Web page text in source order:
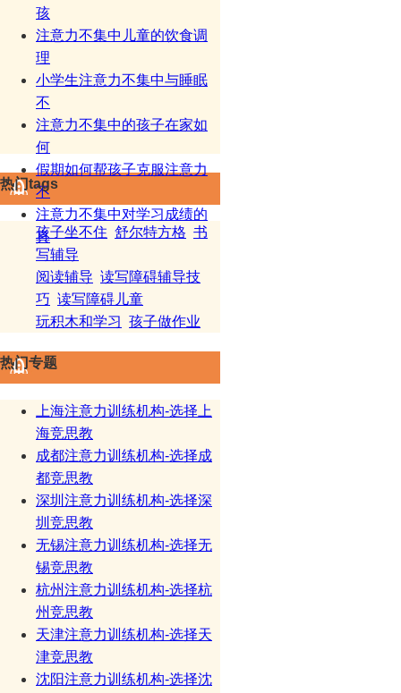
孩
注意力不集中儿童的饮食调
理
小学生注意力不集中与睡眠
不
注意力不集中的孩子在家如
何
假期如何帮孩子克服注意力
不
注意力不集中对学习成绩的
真
热门tags
孩子坐不住 舒尔特方格 书
写辅导
阅读辅导 读写障碍辅导技
巧 读写障碍儿童
玩积木和学习 孩子做作业
热门专题
上海注意力训练机构-选择上
海竞思教
成都注意力训练机构-选择成
都竞思教
深圳注意力训练机构-选择深
圳竞思教
无锡注意力训练机构-选择无
锡竞思教
杭州注意力训练机构-选择杭
州竞思教
天津注意力训练机构-选择天
津竞思教
沈阳注意力训练机构-选择沈